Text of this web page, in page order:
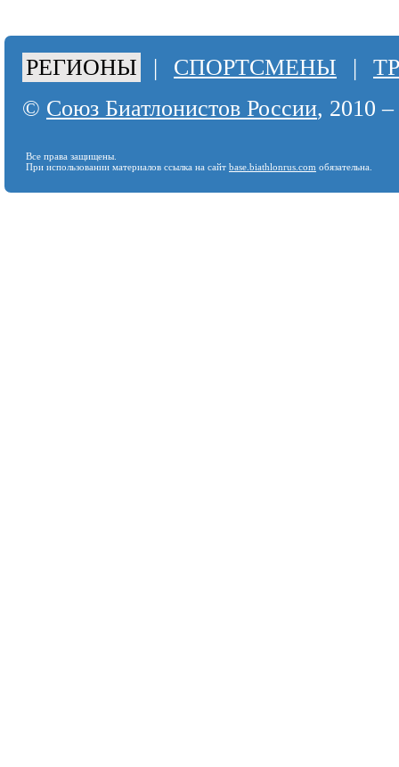
РЕГИОНЫ | СПОРТСМЕНЫ |
© Союз Биатлонистов России, 2010
Все права защищены.
При использовании материалов ссылка на сайт base.biathlonrus.com обязательна.